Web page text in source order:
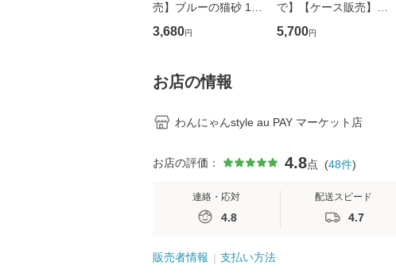
売】ブルーの猫砂 13.
5L×4袋
3,680円
で】【ケース販売】が
っちり固まる おいも
の猫砂 3.2kg×6コ
5,700円
お店の情報
わんにゃんstyle au PAY マーケット店
お店の評価： 4.8点 (48件)
連絡・応対
4.8
配送スピード
4.7
販売者情報 支払い方法